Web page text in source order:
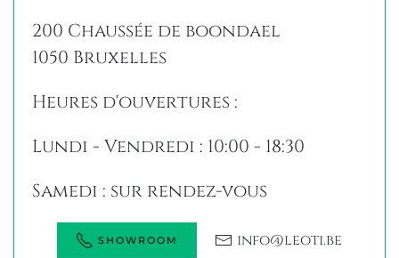
200 Chaussée de boondael
1050 Bruxelles
Heures d'ouvertures :
Lundi - Vendredi : 10:00 - 18:30
Samedi : sur rendez-vous
SHOWROOM info@leoti.be